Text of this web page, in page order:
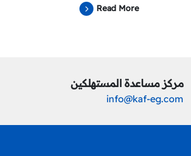
Read More
مركز مساعدة المستهلكين
info@kaf-eg.com